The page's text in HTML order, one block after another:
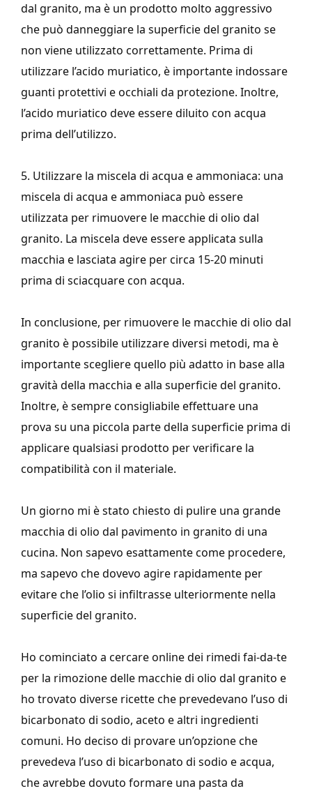
dal granito, ma è un prodotto molto aggressivo
che può danneggiare la superficie del granito se
non viene utilizzato correttamente. Prima di
utilizzare l’acido muriatico, è importante indossare
guanti protettivi e occhiali da protezione. Inoltre,
l’acido muriatico deve essere diluito con acqua
prima dell’utilizzo.
5. Utilizzare la miscela di acqua e ammoniaca: una
miscela di acqua e ammoniaca può essere
utilizzata per rimuovere le macchie di olio dal
granito. La miscela deve essere applicata sulla
macchia e lasciata agire per circa 15-20 minuti
prima di sciacquare con acqua.
In conclusione, per rimuovere le macchie di olio dal
granito è possibile utilizzare diversi metodi, ma è
importante scegliere quello più adatto in base alla
gravità della macchia e alla superficie del granito.
Inoltre, è sempre consigliabile effettuare una
prova su una piccola parte della superficie prima di
applicare qualsiasi prodotto per verificare la
compatibilità con il materiale.
Un giorno mi è stato chiesto di pulire una grande
macchia di olio dal pavimento in granito di una
cucina. Non sapevo esattamente come procedere,
ma sapevo che dovevo agire rapidamente per
evitare che l’olio si infiltrasse ulteriormente nella
superficie del granito.
Ho cominciato a cercare online dei rimedi fai-da-te
per la rimozione delle macchie di olio dal granito e
ho trovato diverse ricette che prevedevano l’uso di
bicarbonato di sodio, aceto e altri ingredienti
comuni. Ho deciso di provare un’opzione che
prevedeva l’uso di bicarbonato di sodio e acqua,
che avrebbe dovuto formare una pasta da